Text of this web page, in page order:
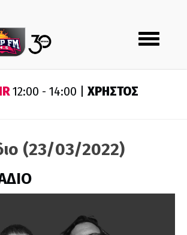
Toggle
navigation
12:00 - 14:00 | ΧΡΗΣΤΟΣ
(23/03/2022)